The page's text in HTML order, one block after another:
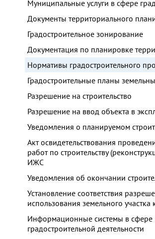
Муниципальные услуги в сфере
Документы территориального
Градостроительное зонирование
Документация по планировке
Нормативы градостроительного
Градостроительные планы
Разрешение на строительство
Разрешение на ввод объекта в
Уведомления о планируемом
Акт освидетельствования
работ по строительству
ИЖС
Уведомления об окончании
Установление соответствия
использования земельного участка
Информационные системы в сфере
градостроительной деятельности